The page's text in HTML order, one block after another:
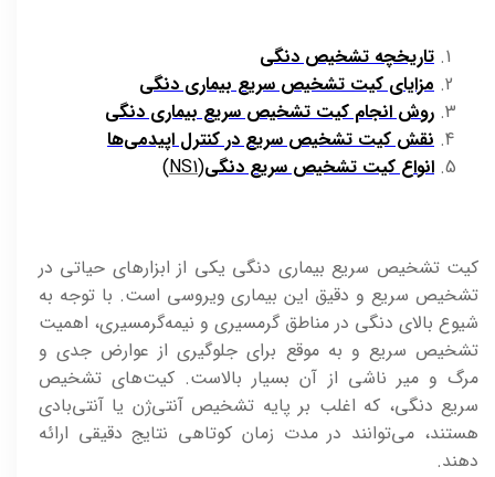
تاریخچه تشخیص دنگی
مزایای کیت تشخیص سریع بیماری دنگی
روش انجام کیت تشخیص سریع بیماری دنگی
نقش کیت تشخیص سریع در کنترل اپیدمی‌ها
انواع کیت تشخیص سریع دنگی(NS1)
کیت تشخیص سریع بیماری دنگی یکی از ابزارهای حیاتی در
تشخیص سریع و دقیق این بیماری ویروسی است. با توجه به
شیوع بالای دنگی در مناطق گرمسیری و نیمه‌گرمسیری، اهمیت
تشخیص سریع و به موقع برای جلوگیری از عوارض جدی و
مرگ و میر ناشی از آن بسیار بالاست. کیت‌های تشخیص
سریع دنگی، که اغلب بر پایه تشخیص آنتی‌ژن یا آنتی‌بادی
هستند، می‌توانند در مدت زمان کوتاهی نتایج دقیقی ارائه
دهند.